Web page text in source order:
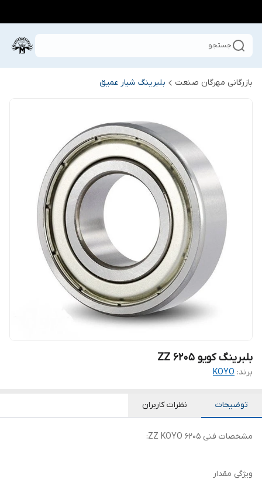
جستجو
بازرگانی مهرگان صنعت بلبرینگ شیار عمیق
بلبرینگ کویو 6205 ZZ
برند: KOYO
توضیحات نظرات کاربران
مشخصات فنی 6205 ZZ KOYO:
ویژگی مقدار